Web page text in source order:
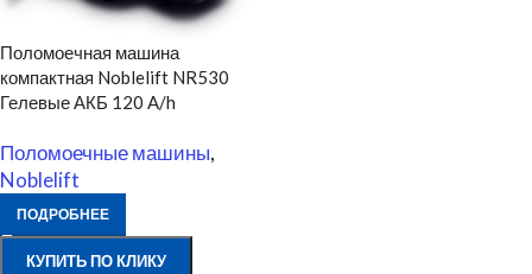
Поломоечная машина
компактная Noblelift NR530
Гелевые АКБ 120 A/h
Поломоечные машины,
Noblelift
ПОДРОБНЕЕ
КУПИТЬ ПО КЛИКУ